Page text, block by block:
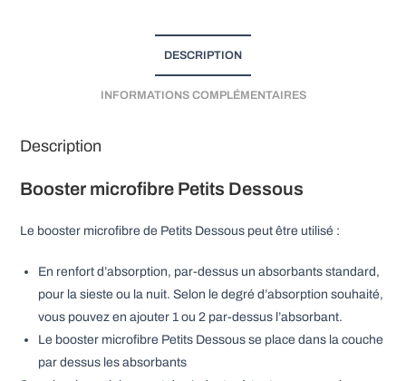
DESCRIPTION
INFORMATIONS COMPLÉMENTAIRES
Description
Booster microfibre Petits Dessous
Le booster microfibre de Petits Dessous peut être utilisé :
En renfort d’absorption, par-dessus un absorbants standard,
pour la sieste ou la nuit. Selon le degré d’absorption souhaité,
vous pouvez en ajouter 1 ou 2 par-dessus l’absorbant.
Le booster microfibre Petits Dessous se place dans la couche
par dessus les absorbants